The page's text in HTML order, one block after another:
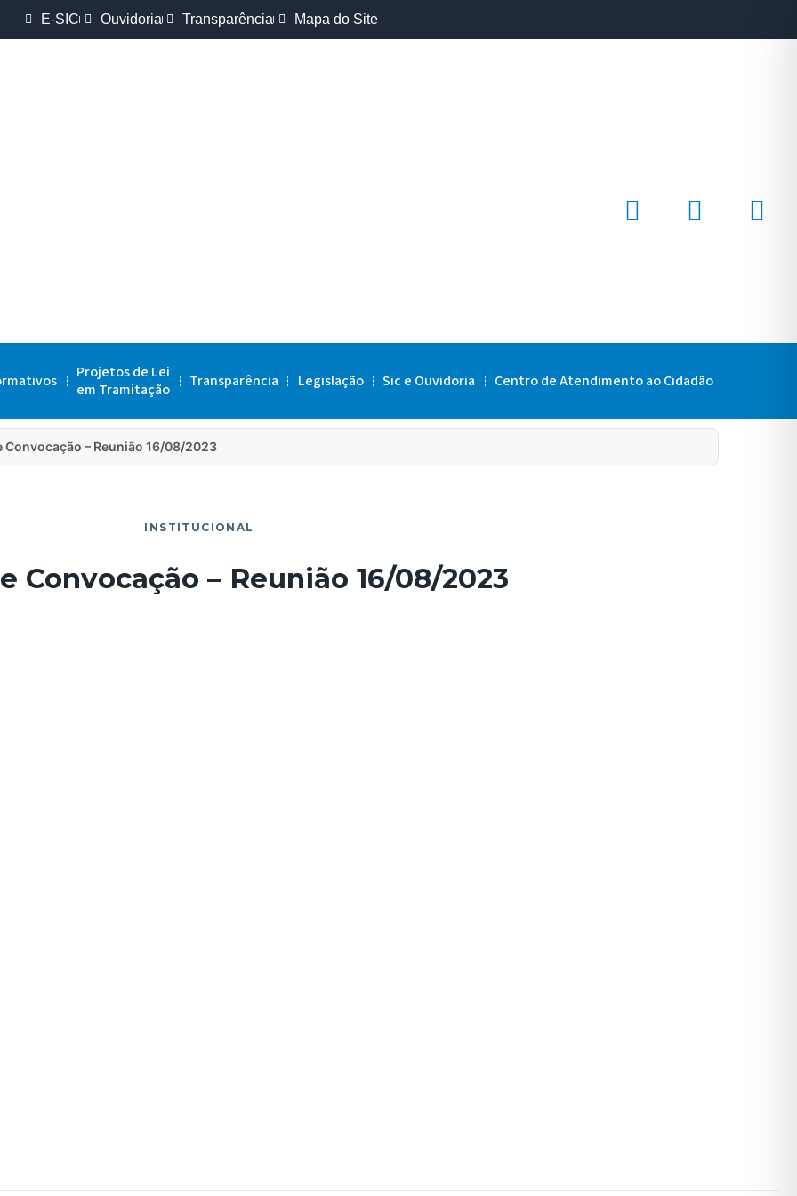
E-SIC Ouvidoria Transparência Mapa do Site
Projetos de Lei
em Tramitação
Transparência Legislação Sic e Ouvidoria Centro de Atendimento ao Cidadão
Convocação – Reunião 16/08/2023
INSTITUCIONAL
Convocação – Reunião 16/08/2023